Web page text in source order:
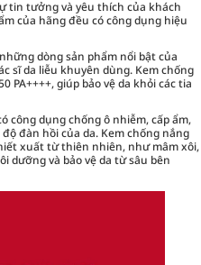
tin tưởng và yêu thích của khách
của hãng đều có công dụng hiệu
dòng sản phẩm nổi bật của
sĩ da liễu khuyên dùng. Kem chống
PA++++, giúp bảo vệ da khỏi các tia
công dụng chống ô nhiễm, cấp ẩm,
đàn hồi của da. Kem chống nắng
xuất từ thiên nhiên, như mâm xôi,
dưỡng và bảo vệ da từ sâu bên